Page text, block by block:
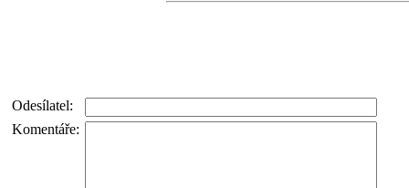
Odesílatel:
Komentáře: